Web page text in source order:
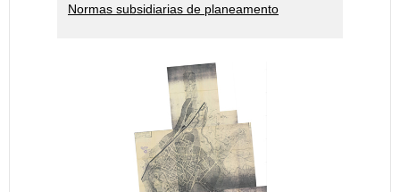
Normas subsidiarias de planeamento